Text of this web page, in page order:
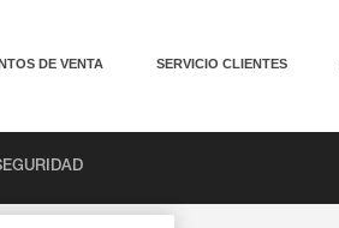
DE VENTA SERVICIO CLIENTES